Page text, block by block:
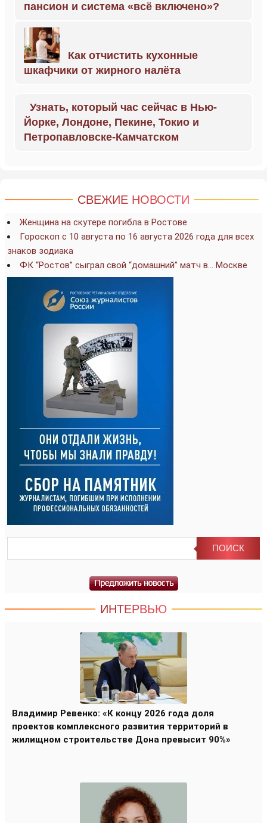
пансион и система «всё включено»?
Как отчистить кухонные
шкафчики от жирного налёта
Узнать, который час сейчас в Нью-
Йорке, Лондоне, Пекине, Токио и
Петропавловске-Камчатском
СВЕЖИЕ НОВОСТИ
Женщина на скутере погибла в Ростове
Гороскоп с 10 августа по 16 августа 2026 года для всех
знаков зодиака
ФК “Ростов” сыграл свой “домашний” матч в… Москве
ИНТЕРВЬЮ
Владимир Ревенко: «К концу 2026 года доля
проектов комплексного развития территорий в
жилищном строительстве Дона превысит 90%»